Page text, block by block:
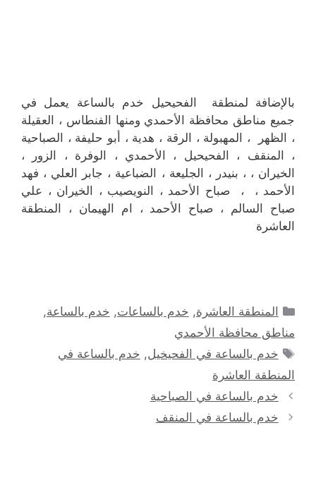
بالإضافة لمنطقة الفحيحيل خدم بالساعة يعمل في
جميع مناطق محافظة الأحمدي ومنها الفنطاس ، العقيلة
، الظهر ، المهبولة ، الرقة ، هدية ، أبو حليفة ، الصباحية
، المنقف ، الفحيحيل ، الأحمدي ، الوفرة ، الزور ،
الخيران ، ، بنيدر ، الجليعة ، الضباعية ، جابر العلي ، فهد
الأحمد ، ، صباح الأحمد ، النويصيب ، الخيران ، علي
صباح السالم ، صباح الأحمد ، ام الهيمان ، المنطقة
العاشرة
التصنيفات
المنطقة العاشرة, خدم بالساعات, خدم بالساعة,
مناطق محافظة الأحمدي
الوسوم
خدم بالساعة في الفحيخيل, خدم بالساعة في
المنطقة العاشرة
خدم بالساعة في الصباحية
خدم بالساعة في المنقف